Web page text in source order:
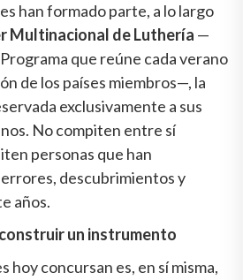
han formado parte, a lo largo
Multinacional de Luthería —
que reúne cada verano
de los países miembros—, la
exclusivamente a sus
No compiten entre sí
personas que han
descubrimientos y
años.
un instrumento
hoy concursan es, en sí misma,